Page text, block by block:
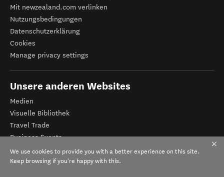
Mit newzealand.com verlinken
Nutzungsbedingungen
Datenschutzerklärung
Cookies
Manage privacy settings
Unsere anderen Websites
Medien
Visuelle Bibliothek
Travel Trade
Business Events
Tourismus Neuseeland
Veranstalter-Registrierung
We use cookies to provide you with a better experience on this site.
Keep browsing if you're happy with this.